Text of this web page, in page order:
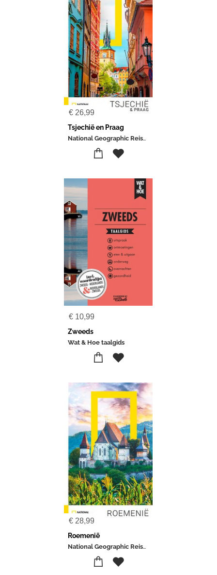
€ 26,99
Tsjechië en Praag
National Geographic Reisgids
€ 10,99
Zweeds
Wat & Hoe taalgids
€ 28,99
Roemenië
National Geographic Reisgids